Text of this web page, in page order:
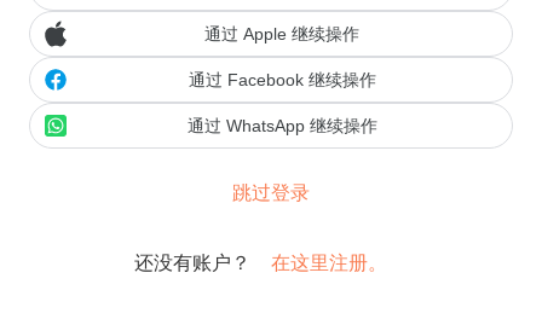
通过 Apple 继续操作
通过 Facebook 继续操作
通过 WhatsApp 继续操作
跳过登录
还没有账户？ 在这里注册。